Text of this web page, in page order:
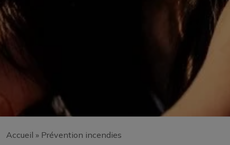
Accueil » Prévention incendies